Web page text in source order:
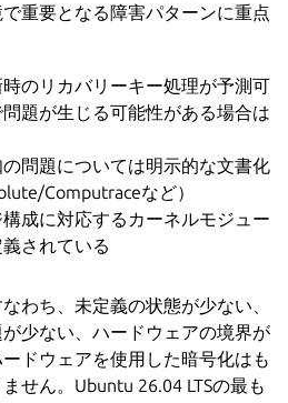
重要となる障害パターンに重点
のリカバリーキー処理が予測可
題が生じる可能性がある場合は
問題については明示的な文書化
Computraceなど）
成に対応するカーネルモジュー
されている
わち、未定義の状態が少ない、
少ない、ハードウェアの境界が
ドウェアを使用した暗号化はも
せん。Ubuntu 26.04 LTSの最も